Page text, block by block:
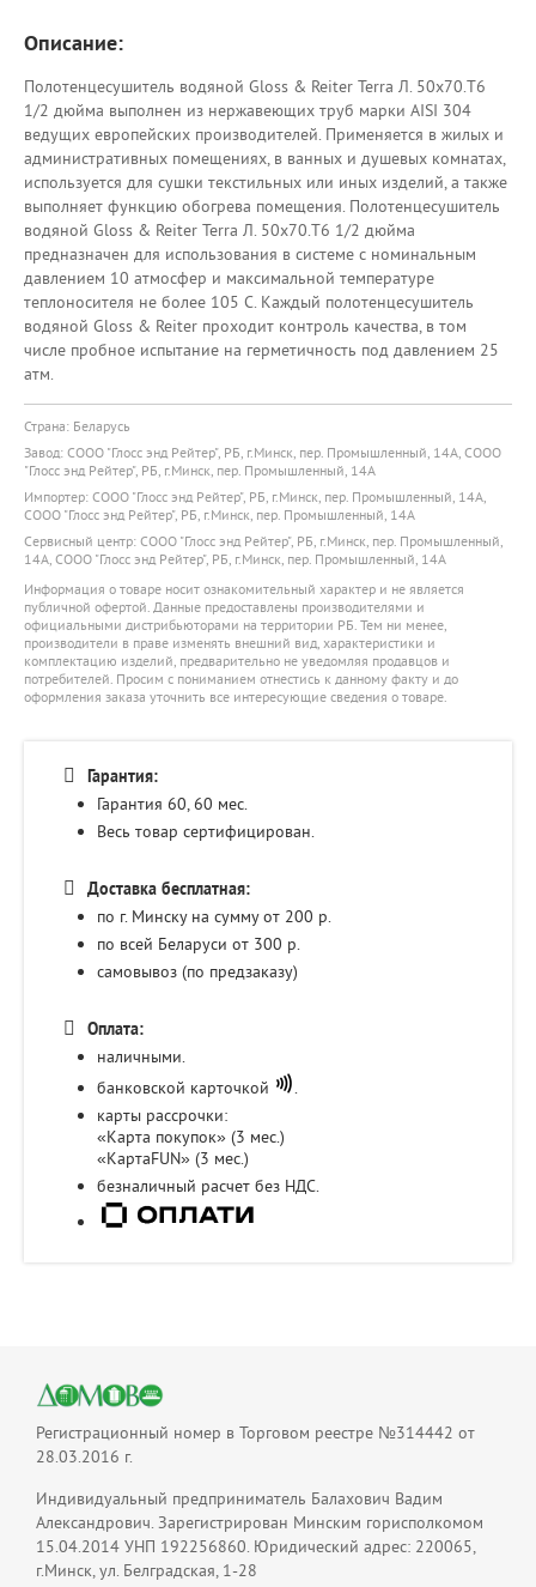
Описание:
Полотенцесушитель водяной Gloss & Reiter Terra Л. 50х70.Т6
1/2 дюйма выполнен из нержавеющих труб марки AISI 304
ведущих европейских производителей. Применяется в жилых и
административных помещениях, в ванных и душевых комнатах,
используется для сушки текстильных или иных изделий, а также
выполняет функцию обогрева помещения. Полотенцесушитель
водяной Gloss & Reiter Terra Л. 50х70.Т6 1/2 дюйма
предназначен для использования в системе с номинальным
давлением 10 атмосфер и максимальной температуре
теплоносителя не более 105 С. Каждый полотенцесушитель
водяной Gloss & Reiter проходит контроль качества, в том
числе пробное испытание на герметичность под давлением 25
атм.
Страна: Беларусь
Завод: СООО "Глосс энд Рейтер", РБ, г.Минск, пер. Промышленный, 14А, СООО
"Глосс энд Рейтер", РБ, г.Минск, пер. Промышленный, 14А
Импортер: СООО "Глосс энд Рейтер", РБ, г.Минск, пер. Промышленный, 14А,
СООО "Глосс энд Рейтер", РБ, г.Минск, пер. Промышленный, 14А
Сервисный центр: СООО "Глосс энд Рейтер", РБ, г.Минск, пер. Промышленный,
14А, СООО "Глосс энд Рейтер", РБ, г.Минск, пер. Промышленный, 14А
Информация о товаре носит ознакомительный характер и не является
публичной офертой. Данные предоставлены производителями и
официальными дистрибьюторами на территории РБ. Тем ни менее,
производители в праве изменять внешний вид, характеристики и
комплектацию изделий, предварительно не уведомляя продавцов и
потребителей. Просим с пониманием отнестись к данному факту и до
оформления заказа уточнить все интересующие сведения о товаре.
Гарантия:
Гарантия 60, 60 мес.
Весь товар сертифицирован.
Доставка бесплатная:
по г. Минску на сумму от 200 р.
по всей Беларуси от 300 р.
самовывоз (по предзаказу)
Оплата:
наличными.
банковской карточкой
.
карты рассрочки:
«Карта покупок» (3 мес.)
«КартаFUN» (3 мес.)
безналичный расчет без НДС.
Регистрационный номер в Торговом реестре №314442 от
28.03.2016 г.
Индивидуальный предприниматель Балахович Вадим
Александрович. Зарегистрирован Минским горисполкомом
15.04.2014 УНП 192256860. Юридический адрес: 220065,
г.Минск, ул. Белградская, 1-28